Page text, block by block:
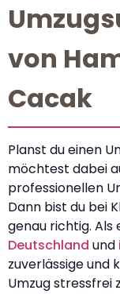
von
Cacak
Planst du einen
möchtest dabei
professionellen
Dann bist du bei
genau richtig.
Deutschland und
zuverlässige und
Umzug stressfrei